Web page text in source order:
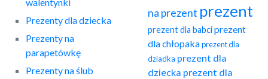
walentynki
Prezenty dla dziecka
Prezenty na
parapetówkę
Prezenty na ślub
na prezent prezent
prezent dla babciprezent
dla chłopakaprezent dla
dziadka prezent dla
dziecka prezent dla